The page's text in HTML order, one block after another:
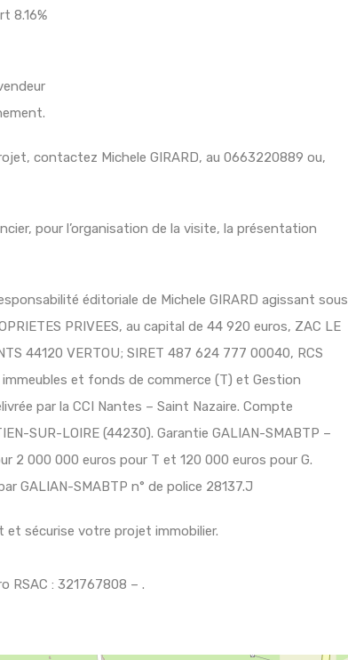
8.16%
contactez Michele GIRARD, au 0663220889 ou,
pour l’organisation de la visite, la présentation
éditoriale de Michele GIRARD agissant sous
PRIVEES, au capital de 44 920 euros, ZAC LE
44120 VERTOU; SIRET 487 624 777 00040, RCS
et fonds de commerce (T) et Gestion
par la CCI Nantes – Saint Nazaire. Compte
SUR-LOIRE (44230). Garantie GALIAN-SMABTP –
2 000 000 euros pour T et 120 000 euros pour G.
GALIAN-SMABTP n° de police 28137.J
sécurise votre projet immobilier.
RSAC : 321767808 – .